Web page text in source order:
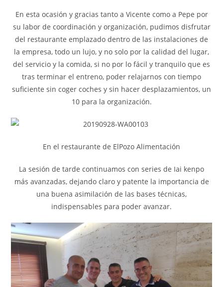
En esta ocasión y gracias tanto a Vicente como a Pepe por
su labor de coordinación y organización, pudimos disfrutar
del restaurante emplazado dentro de las instalaciones de
la empresa, todo un lujo, y no solo por la calidad del lugar,
del servicio y la comida, si no por lo fácil y tranquilo que es
tras terminar el entreno, poder relajarnos con tiempo
suficiente sin coger coches y sin hacer desplazamientos, un
10 para la organización.
En el restaurante de ElPozo Alimentación
La sesión de tarde continuamos con series de Iai kenpo
más avanzadas, dejando claro y patente la importancia de
una buena asimilación de las bases técnicas,
indispensables para poder avanzar.